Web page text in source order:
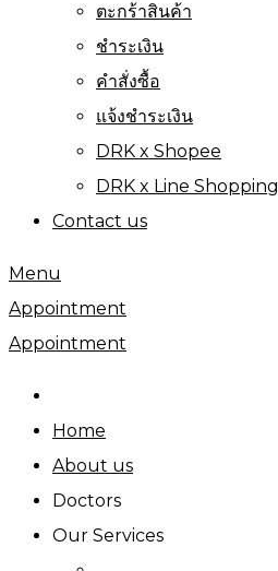
ตะกร้าสินค้า
ชำระเงิน
คำสั่งซื้อ
แจ้งชำระเงิน
DRK x Shopee
DRK x Line Shopping
Contact us
Menu
Appointment
Appointment
Home
About us
Doctors
Our Services